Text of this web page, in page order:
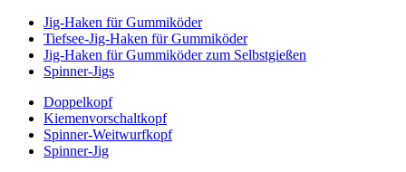
Jig-Haken für Gummiköder
Tiefsee-Jig-Haken für Gummiköder
Jig-Haken für Gummiköder zum Selbstgießen
Spinner-Jigs
Doppelkopf
Kiemenvorschaltkopf
Spinner-Weitwurfkopf
Spinner-Jig